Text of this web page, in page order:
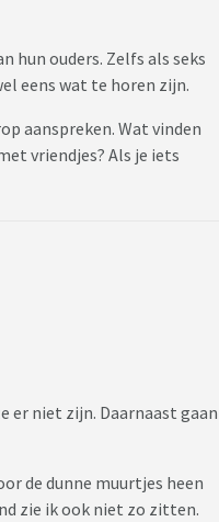
hun ouders. Zelfs als seks
eens wat te horen zijn.
aanspreken. Wat vinden
vriendjes? Als je iets
er niet zijn. Daarnaast gaan
de dunne muurtjes heen
zie ik ook niet zo zitten.